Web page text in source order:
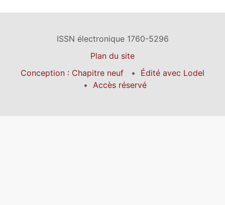
ISSN électronique 1760-5296
Plan du site
Conception : Chapitre neuf
Édité avec Lodel
Accès réservé